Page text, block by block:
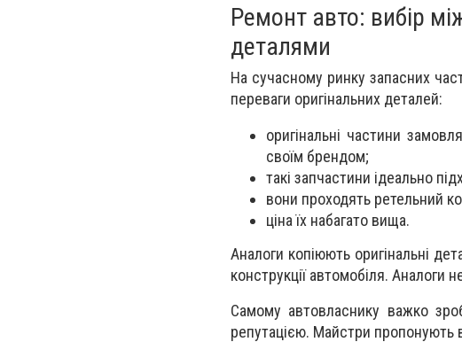
Ремонт авто: вибір
деталями
На сучасному ринку запасних
переваги оригінальних деталей:
оригінальні частини
своїм брендом;
такі запчастини ідеально
вони проходять ретельний
ціна їх набагато вища.
Аналоги копіюють оригінальні
конструкції автомобіля. Аналоги
Самому автовласнику важко
репутацією. Майстри пропонують